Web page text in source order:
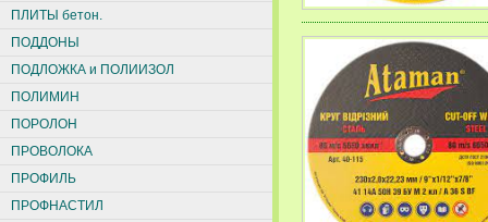
ПЛИТЫ бетон.
ПОДДОНЫ
ПОДЛОЖКА и ПОЛИИЗОЛ
ПОЛИМИН
ПОРОЛОН
ПРОВОЛОКА
ПРОФИЛЬ
ПРОФНАСТИЛ